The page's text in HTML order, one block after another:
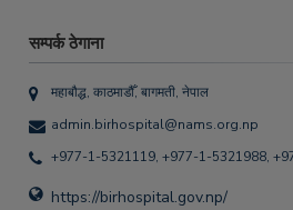
सम्पर्क ठेगाना
महाबौद्ध, काठमाडौँ, बागमती, नेपाल
admin.birhospital@nams.org.np
+977-1-5321119, +977-1-5321988,
https://birhospital.gov.np/